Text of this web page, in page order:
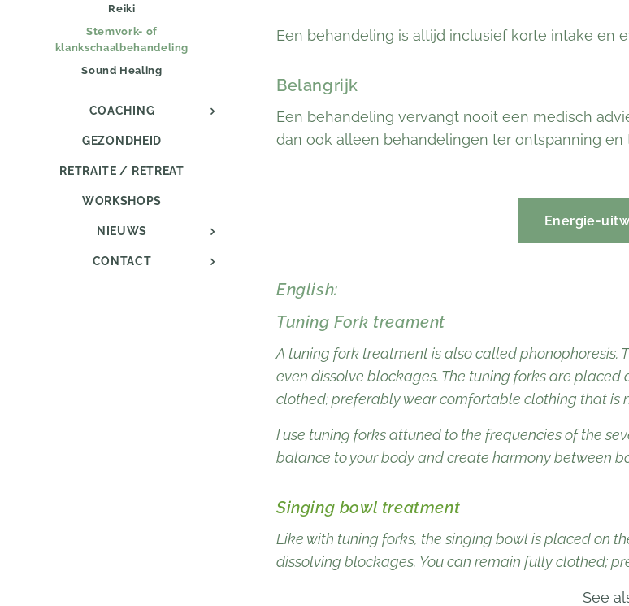
Reiki
Stemvork- of
klankschaalbehandeling
Sound Healing
COACHING
GEZONDHEID
RETRAITE / RETREAT
WORKSHOPS
NIEUWS
CONTACT
Een behandeling is altijd inclusief korte intake en
Belangrijk
Een behandeling vervangt nooit een medisch
dan ook alleen behandelingen ter ontspanning
Energie-
English:
Tuning Fork treament
A tuning fork treatment is also called phonophoresis.
even dissolve blockages. The tuning forks are
clothed; preferably wear comfortable clothing that is
I use tuning forks attuned to the frequencies of the
balance to your body and create harmony between
Singing bowl treatment
Like with tuning forks, the singing bowl is placed on
dissolving blockages. You can remain fully clothed;
See